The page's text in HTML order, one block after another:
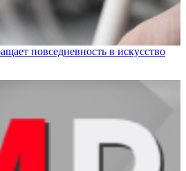
повседневность в искусство